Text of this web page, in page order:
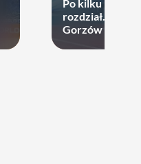
Po kilku latach
rozdział.
Gorzów może